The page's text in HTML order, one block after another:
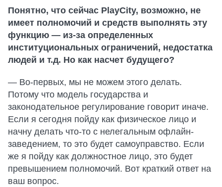
Понятно, что сейчас PlayCity, возможно, не
имеет полномочий и средств выполнять эту
функцию — из-за определенных
институциональных ограничений, недостатка
людей и т.д. Но как насчет будущего?
— Во-первых, мы не можем этого делать.
Потому что модель государства и
законодательное регулирование говорит иначе.
Если я сегодня пойду как физическое лицо и
начну делать что-то с нелегальным офлайн-
заведением, то это будет самоуправство. Если
же я пойду как должностное лицо, это будет
превышением полномочий. Вот краткий ответ на
ваш вопрос.